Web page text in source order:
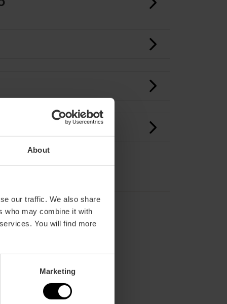
About
our traffic. We also share
who may combine it with
You will find more
Marketing